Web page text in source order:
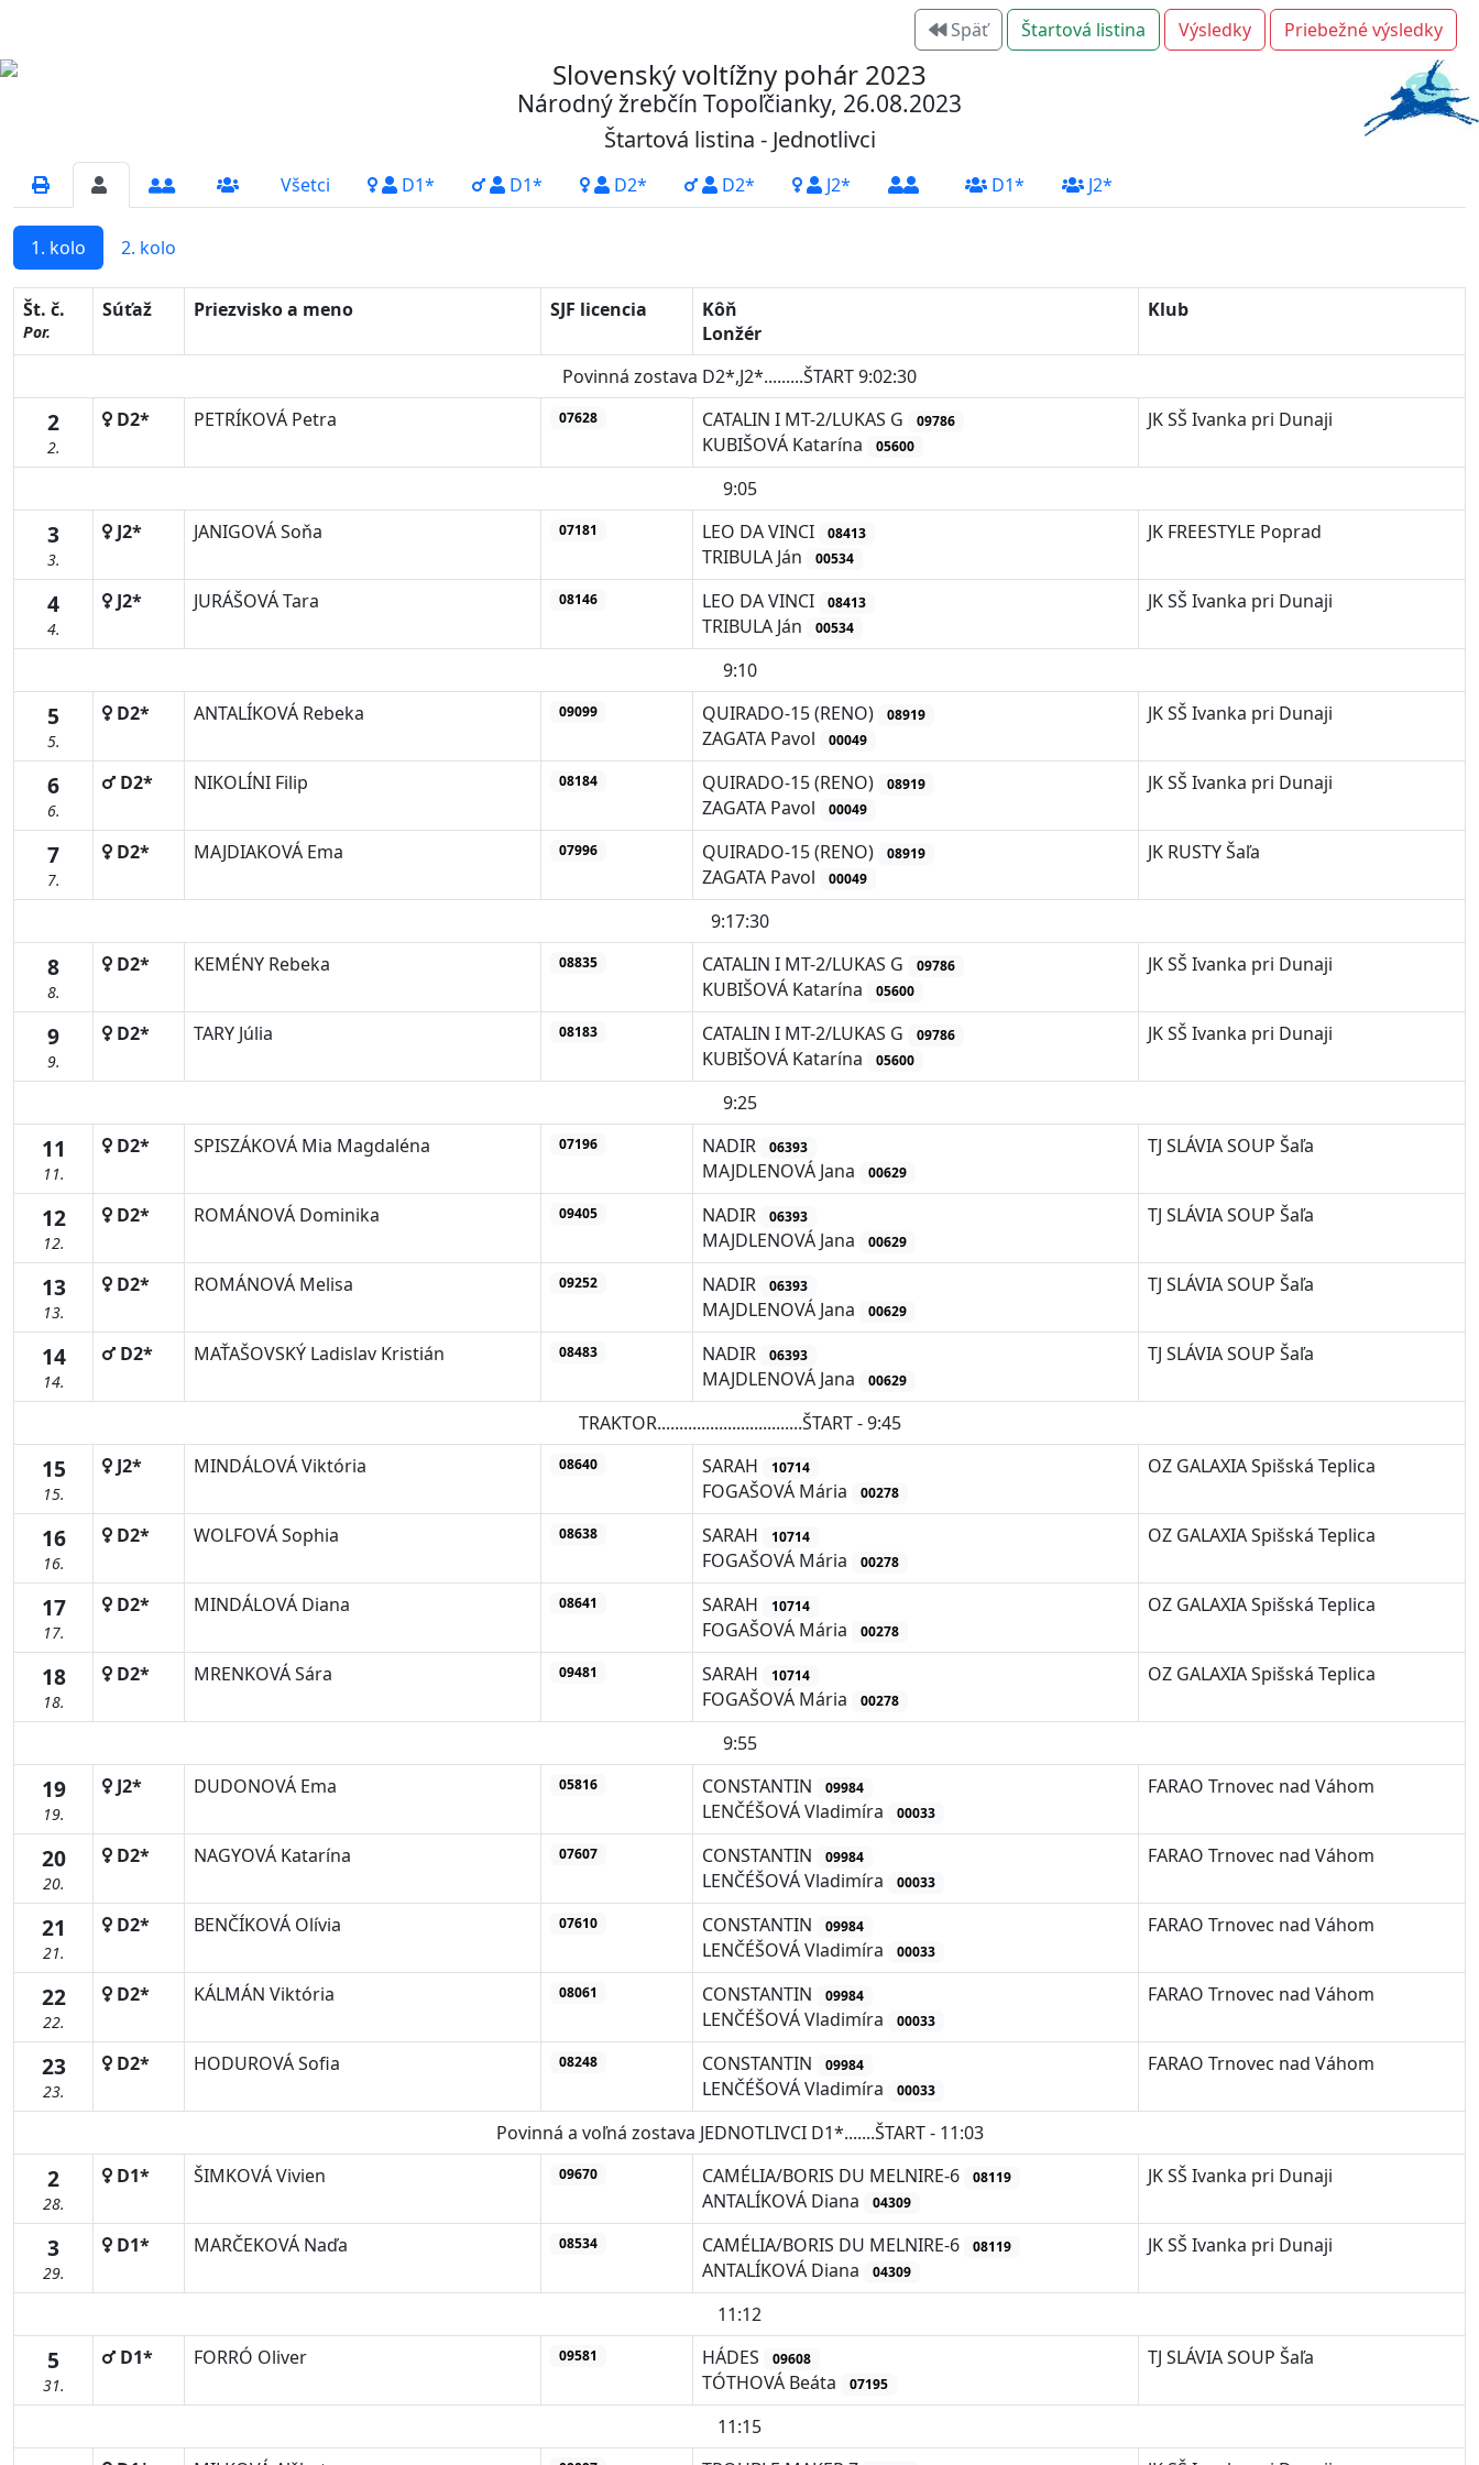
Späť Štartová listina Výsledky Priebežné výsledky
Slovenský voltížny pohár 2023
Národný žrebčín Topoľčianky, 26.08.2023
Štartová listina - Jednotlivci
Všetci D1* D1* D2* D2* J2* D1* J2*
1. kolo 2. kolo
Št. č.
Por.
Súťaž Priezvisko a meno SJF licencia
Kôň
Lonžér
Klub
Povinná zostava D2*,J2*.........ŠTART 9:02:30
2
2.
D2* PETRÍKOVÁ Petra 07628 CATALIN I MT-2/LUKAS G 09786
KUBIŠOVÁ Katarína 05600
JK SŠ Ivanka pri Dunaji
9:05
3
3.
J2* JANIGOVÁ Soňa 07181 LEO DA VINCI 08413
TRIBULA Ján 00534
JK FREESTYLE Poprad
4
4.
J2* JURÁŠOVÁ Tara 08146 LEO DA VINCI 08413
TRIBULA Ján 00534
JK SŠ Ivanka pri Dunaji
9:10
5
5.
D2* ANTALÍKOVÁ Rebeka 09099 QUIRADO-15 (RENO) 08919
ZAGATA Pavol 00049
JK SŠ Ivanka pri Dunaji
6
6.
D2* NIKOLÍNI Filip 08184 QUIRADO-15 (RENO) 08919
ZAGATA Pavol 00049
JK SŠ Ivanka pri Dunaji
7
7.
D2* MAJDIAKOVÁ Ema 07996 QUIRADO-15 (RENO) 08919
ZAGATA Pavol 00049
JK RUSTY Šaľa
9:17:30
8
8.
D2* KEMÉNY Rebeka 08835 CATALIN I MT-2/LUKAS G 09786
KUBIŠOVÁ Katarína 05600
JK SŠ Ivanka pri Dunaji
9
9.
D2* TARY Júlia 08183 CATALIN I MT-2/LUKAS G 09786
KUBIŠOVÁ Katarína 05600
JK SŠ Ivanka pri Dunaji
9:25
11
11.
D2* SPISZÁKOVÁ Mia Magdaléna 07196 NADIR 06393
MAJDLENOVÁ Jana 00629
TJ SLÁVIA SOUP Šaľa
12
12.
D2* ROMÁNOVÁ Dominika 09405 NADIR 06393
MAJDLENOVÁ Jana 00629
TJ SLÁVIA SOUP Šaľa
13
13.
D2* ROMÁNOVÁ Melisa 09252 NADIR 06393
MAJDLENOVÁ Jana 00629
TJ SLÁVIA SOUP Šaľa
14
14.
D2* MAŤAŠOVSKÝ Ladislav Kristián 08483 NADIR 06393
MAJDLENOVÁ Jana 00629
TJ SLÁVIA SOUP Šaľa
TRAKTOR.................................ŠTART - 9:45
15
15.
J2* MINDÁLOVÁ Viktória 08640 SARAH 10714
FOGAŠOVÁ Mária 00278
OZ GALAXIA Spišská Teplica
16
16.
D2* WOLFOVÁ Sophia 08638 SARAH 10714
FOGAŠOVÁ Mária 00278
OZ GALAXIA Spišská Teplica
17
17.
D2* MINDÁLOVÁ Diana 08641 SARAH 10714
FOGAŠOVÁ Mária 00278
OZ GALAXIA Spišská Teplica
18
18.
D2* MRENKOVÁ Sára 09481 SARAH 10714
FOGAŠOVÁ Mária 00278
OZ GALAXIA Spišská Teplica
9:55
19
19.
J2* DUDONOVÁ Ema 05816 CONSTANTIN 09984
LENČÉŠOVÁ Vladimíra 00033
FARAO Trnovec nad Váhom
20
20.
D2* NAGYOVÁ Katarína 07607 CONSTANTIN 09984
LENČÉŠOVÁ Vladimíra 00033
FARAO Trnovec nad Váhom
21
21.
D2* BENČÍKOVÁ Olívia 07610 CONSTANTIN 09984
LENČÉŠOVÁ Vladimíra 00033
FARAO Trnovec nad Váhom
22
22.
D2* KÁLMÁN Viktória 08061 CONSTANTIN 09984
LENČÉŠOVÁ Vladimíra 00033
FARAO Trnovec nad Váhom
23
23.
D2* HODUROVÁ Sofia 08248 CONSTANTIN 09984
LENČÉŠOVÁ Vladimíra 00033
FARAO Trnovec nad Váhom
Povinná a voľná zostava JEDNOTLIVCI D1*.......ŠTART - 11:03
2
28.
D1* ŠIMKOVÁ Vivien 09670 CAMÉLIA/BORIS DU MELNIRE-6 08119
ANTALÍKOVÁ Diana 04309
JK SŠ Ivanka pri Dunaji
3
29.
D1* MARČEKOVÁ Naďa 08534 CAMÉLIA/BORIS DU MELNIRE-6 08119
ANTALÍKOVÁ Diana 04309
JK SŠ Ivanka pri Dunaji
11:12
5
31.
D1* FORRÓ Oliver 09581 HÁDES 09608
TÓTHOVÁ Beáta 07195
TJ SLÁVIA SOUP Šaľa
11:15